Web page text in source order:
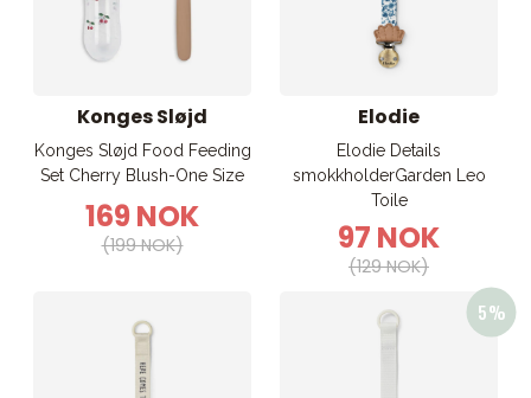
Konges Sløjd
Konges Sløjd Food Feeding
Set Cherry Blush-One Size
169 NOK
(199 NOK)
Elodie
Elodie Details
smokkholderGarden Leo
Toile
97 NOK
(129 NOK)